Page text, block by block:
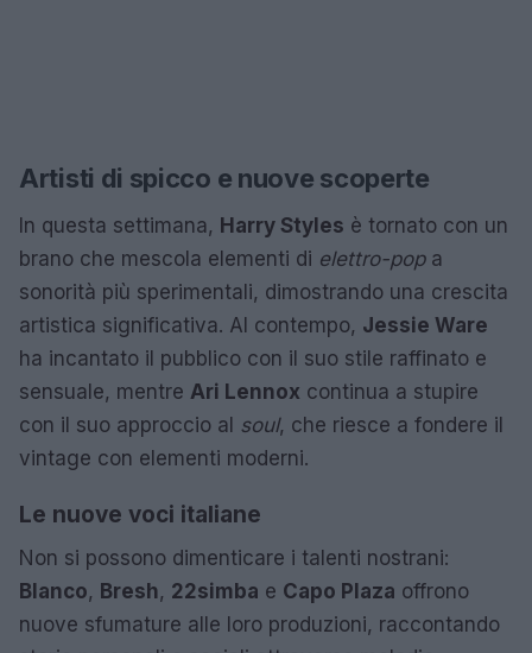
Artisti di spicco e nuove scoperte
In questa settimana, Harry Styles è tornato con un
brano che mescola elementi di elettro-popa
sonorità più sperimentali, dimostrando una crescita
artistica significativa. Al contempo, Jessie Ware
ha incantato il pubblico con il suo stile raffinato e
sensuale, mentre Ari Lennox continua a stupire
con il suo approccio al soul, che riesce a fondere il
vintage con elementi moderni.
Le nuove voci italiane
Non si possono dimenticare i talenti nostrani:
Blanco, Bresh, 22simba e Capo Plaza offrono
nuove sfumature alle loro produzioni, raccontando